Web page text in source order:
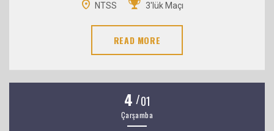
NTSS 3'lük Maçı
READ MORE
4 /01
Çarşamba